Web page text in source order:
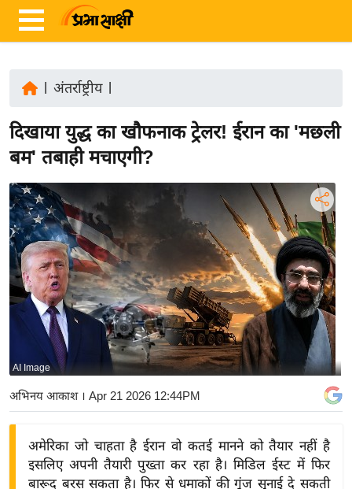
ज़ा
ख
र
रा
ष्ट्री
य
अं
त
य
बि
ज़
अंतर्राष्ट्रीय|
दिखाया युद्ध का खौफनाक ट्रेलर! ईरान का 'मछली
बम' तबाही मचाएगी?
AI Image
अभिनय आकाश। Apr 21 2026 12:44PM
अमेरिका जो चाहता है ईरान वो कतई मानने को तैयार नहीं है
इसलिए अपनी तैयारी पुख्ता कर रहा है। मिडिल ईस्ट में फिर
बारूद बरस सकता है। फिर से धमाकों की गूंज सुनाई दे सकती